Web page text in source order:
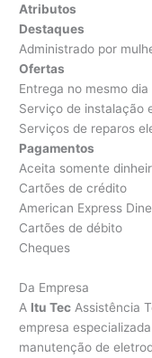
Atributos
Destaques
Administrado por
Ofertas
Entrega no mesmo dia
Serviço de instalação
Serviços de reparos
Pagamentos
Aceita somente
Cartões de crédito
American Express
Cartões de débito
Cheques
Da Empresa
A Itu Tec Assistência
empresa
manutenção de